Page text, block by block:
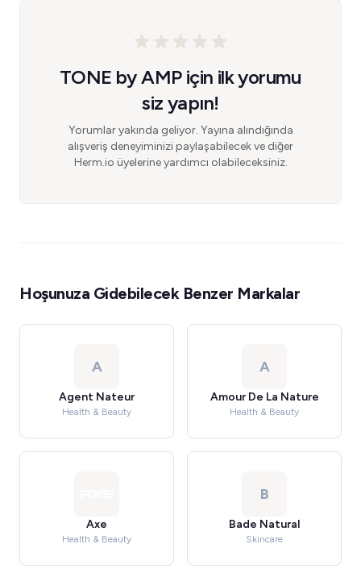
TONE by AMP için ilk yorumu
siz yapın!
Yorumlar yakında geliyor. Yayına alındığında
alışveriş deneyiminizi paylaşabilecek ve diğer
Herm.io üyelerine yardımcı olabileceksiniz.
Hoşunuza Gidebilecek Benzer Markalar
A
Agent Nateur
Health & Beauty
A
Amour De La Nature
Health & Beauty
Axe
Health & Beauty
B
Bade Natural
Skincare